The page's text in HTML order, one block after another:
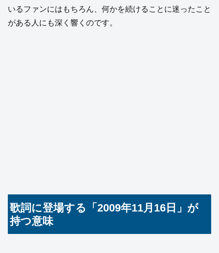
いるファンにはもちろん、何かを続けることに迷ったこと
がある人にも深く響くのです。
歌詞に登場する「2009年11月16日」が
持つ意味